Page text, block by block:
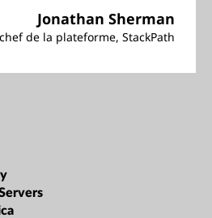
Jonathan Sherman
de la plateforme, StackPath